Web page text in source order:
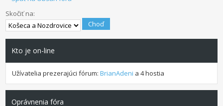
Skočiť na:
Kto je on-line
Užívatelia prezerajúci fórum:BrianAdeni a 4 hostia
Oprávnenia fóra